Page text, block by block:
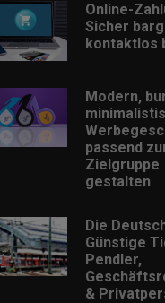
Online-
Sicher
kontaktlos
Modern,
passend
Zielgruppe
gestalten
Die
Günstige
Pendler,
&